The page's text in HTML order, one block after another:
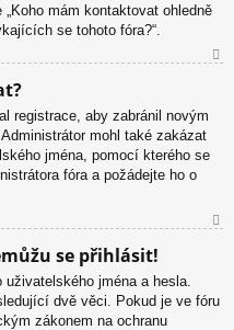
mám kontaktovat ohledně
se tohoto fóra?“.
registrace, aby zabránil novým
mohl také zakázat
jména, pomocí kterého se
fóra a požádejte ho o
u
se přihlásit!
jména a hesla.
dvě věci. Pokud je ve fóru
zákonem na ochranu